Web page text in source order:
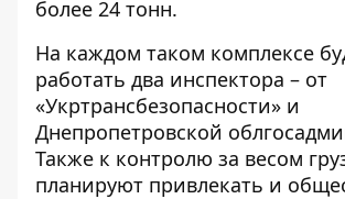
более 24 тонн.
На каждом таком комплексе
работать два инспектора – от
«Укртрансбезопасности» и
Днепропетровской
Также к контролю за весом
планируют привлекать и